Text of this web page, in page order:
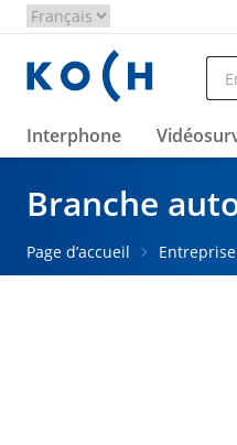
Aller au contenu principal
Interphone
Branche
Page d’accueil Entreprise